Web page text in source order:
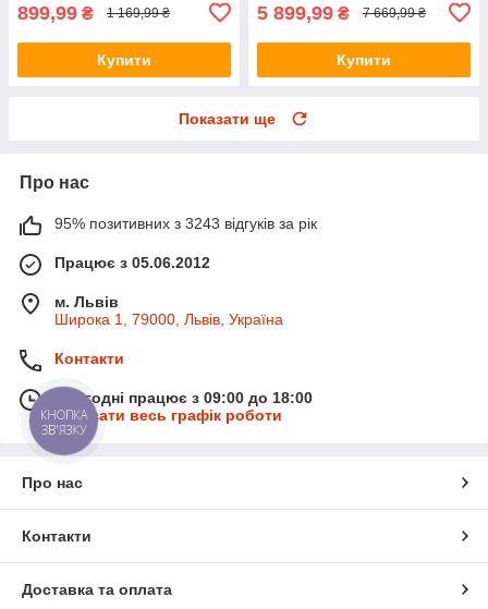
899,99 ₴ 1 169,99 ₴
Купити
5 899,99 ₴ 7 669,99 ₴
Купити
Показати ще
Про нас
95% позитивних з 3243 відгуків за рік
Працює з 05.06.2012
м. Львів
Широка 1, 79000, Львів, Україна
Контакти
Сьогодні працює з 09:00 до 18:00
Показати весь графік роботи
Про нас
Контакти
Доставка та оплата
КНОПКА
ЗВ'ЯЗКУ